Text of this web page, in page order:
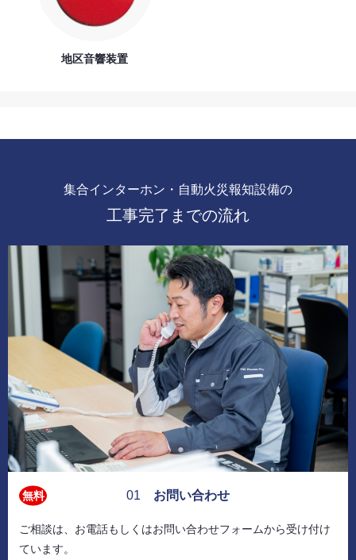
地区音響装置
集合インターホン・自動火災報知設備の
工事完了までの流れ
無料 01 お問い合わせ
ご相談は、お電話もしくはお問い合わせフォームから受け付け
ています。